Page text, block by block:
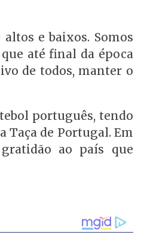
e baixos. Somos
até final da época
de todos, manter o
português, tendo
Taça de Portugal. Em
ao país que